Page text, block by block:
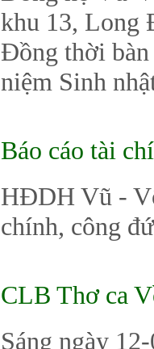
khu 13, Long
Đồng thời bàn
niệm Sinh
Báo cáo tài
HĐDH Vũ -
chính, công
CLB Thơ ca
Sáng ngày